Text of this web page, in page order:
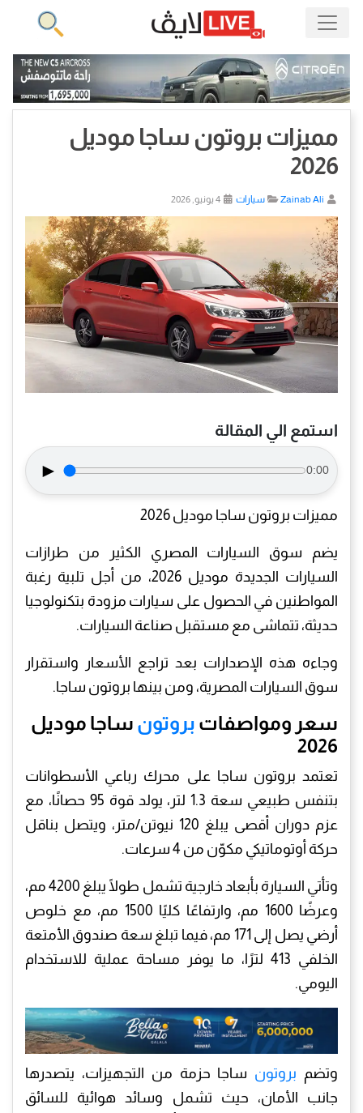
مميزات بروتون ساجا موديل
2026
Zainab Ali سيارات
استمع الي المقالة
► 0:00
مميزات بروتون ساجا موديل 2026
يضم سوق السيارات المصري الكثير من طرازات
السيارات الجديدة موديل 2026، من أجل تلبية رغبة
المواطنين في الحصول على سيارات مزودة بتكنولوجيا
حديثة، تتماشى مع مستقبل صناعة السيارات.
وجاءه هذه الإصدارات بعد تراجع الأسعار واستقرار
سوق السيارات المصرية، ومن بينها بروتون ساجا.
سعر ومواصفات بروتون ساجا موديل
2026
تعتمد بروتون ساجا على محرك رباعي الأسطوانات
بتنفس طبيعي سعة 1.3 لتر، يولد قوة 95 حصانًا، مع
عزم دوران أقصى يبلغ 120 نيوتن/متر، ويتصل بناقل
حركة أوتوماتيكي مكوّن من 4 سرعات.
وتأتي السيارة بأبعاد خارجية تشمل طولًا يبلغ 4200 مم،
وعرضًا 1600 مم، وارتفاعًا كليًا 1500 مم، مع خلوص
أرضي يصل إلى 171 مم، فيما تبلغ سعة صندوق الأمتعة
الخلفي 413 لترًا، ما يوفر مساحة عملية للاستخدام
اليومي.
وتضم بروتون ساجا حزمة من التجهيزات، يتصدرها
جانب الأمان، حيث تشمل وسائد هوائية للسائق